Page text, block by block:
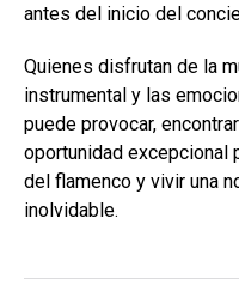
antes del inicio del
Quienes disfrutan de la
instrumental y las
puede provocar,
oportunidad excepcional
del flamenco y vivir una
inolvidable.